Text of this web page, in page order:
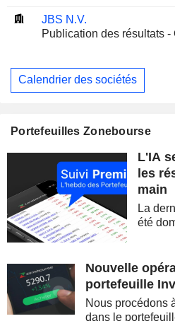
JBS N.V.
Publication des résultats -
Calendrier des sociétés
Portefeuilles Zonebourse
L'IA
les
main
La
été
semi-
Nouvelle
portefeuille
Nous procédons
dans le